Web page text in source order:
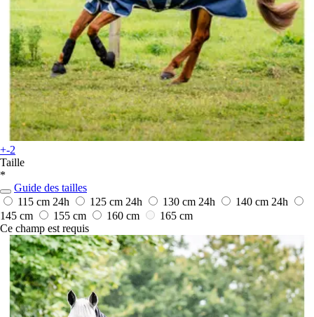
+-2
Taille
*
Guide des tailles
115 cm 24h 125 cm 24h 130 cm 24h 140 cm 24h
145 cm
155 cm 160 cm
165 cm
Ce champ est requis